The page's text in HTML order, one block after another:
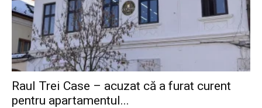
Raul Trei Case – acuzat că a furat curent
pentru apartamentul...